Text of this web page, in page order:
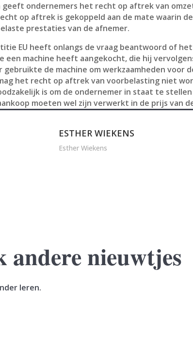
ondernemers het recht op aftrek van
op aftrek is gekoppeld aan de mate waarin
prestaties van de afnemer.
EU heeft onlangs de vraag beantwoord of
een machine heeft aangekocht, die hij
gebruikte de machine om werkzaamheden
het recht op aftrek van voorbelasting niet
is om de ondernemer in staat te
moeten wel zijn verwerkt in de prijs van
ESTHER WIEKENS
Esther Wiekens
andere nieuwtjes
leren.